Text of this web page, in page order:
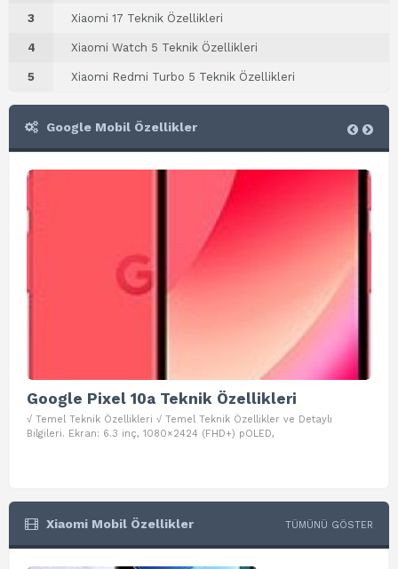
3 Xiaomi 17 Teknik Özellikleri
4 Xiaomi Watch 5 Teknik Özellikleri
5 Xiaomi Redmi Turbo 5 Teknik Özellikleri
Google Mobil Özellikler
Google Pixel 10a Teknik Özellikleri
√ Temel Teknik Özellikleri √ Temel Teknik Özellikler ve Detaylı
Bilgileri. Ekran: 6.3 inç, 1080×2424 (FHD+) pOLED,
Xiaomi Mobil Özellikler TÜMÜNÜ GÖSTER